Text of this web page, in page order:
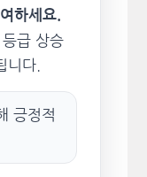
하세요.
급 상승
니다.
긍정적